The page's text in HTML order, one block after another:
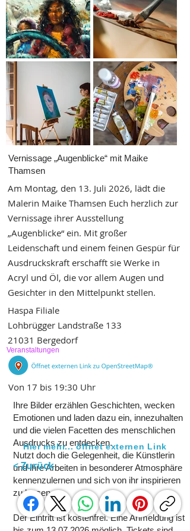
Vernissage „Augenblicke“ mit Maike
Thamsen
Am Montag, den 13. Juli 2026, lädt die
Malerin Maike Thamsen Euch herzlich zur
Vernissage ihrer Ausstellung
„Augenblicke“ ein. Mit großer
Leidenschaft und einem feinen Gespür für
Ausdruckskraft erschafft sie Werke in
Acryl und Öl, die vor allem Augen und
Gesichter in den Mittelpunkt stellen.
Veranstaltungen
Haspa Filiale
Lohbrügger Landstraße 133
21031 Bergedorf
Von 17 bis 19:30 Uhr
Ihre Bilder erzählen Geschichten, wecken
Emotionen und laden dazu ein, innezuhalten
und die vielen Facetten des menschlichen
Ausdrucks zu entdecken.
Nutzt doch die Gelegenheit, die Künstlerin
und ihre Arbeiten in besonderer Atmosphäre
kennenzulernen und sich von ihr inspirieren
zu lassen.
Der Eintritt ist kostenfrei. Eine Anmeldung ist
Hier mehr... öffnet externen Link
< Zurück